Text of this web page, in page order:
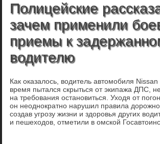
Полицейские
зачем применили
приемы к
водителю
Как оказалось, водитель автомобиля
время пытался скрыться от экипажа ДПС,
на требования остановиться. Уходя от
он неоднократно нарушил правила
создав угрозу жизни и здоровья других
и пешеходов, отметили в омской